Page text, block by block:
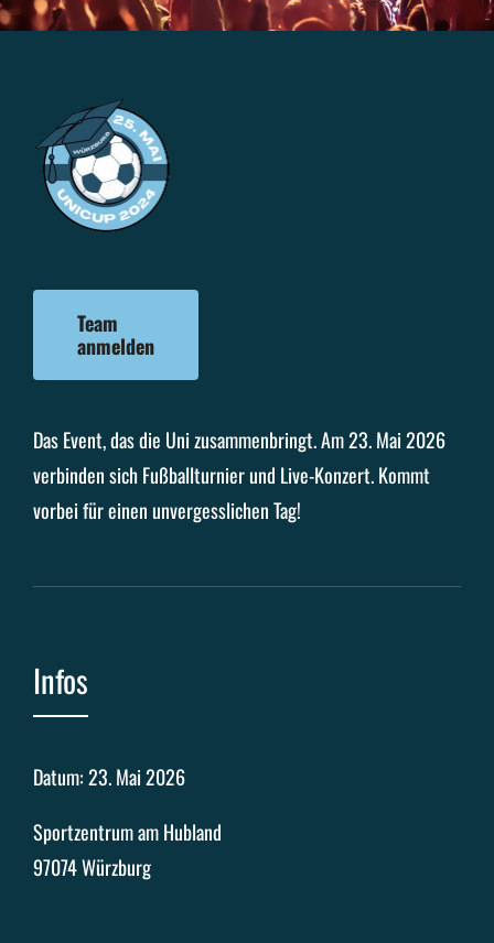
Team
anmelden
Das Event, das die Uni zusammenbringt. Am 23. Mai 2026
verbinden sich Fußballturnier und Live-Konzert. Kommt
vorbei für einen unvergesslichen Tag!
Infos
Datum: 23. Mai 2026
Sportzentrum am Hubland
97074 Würzburg